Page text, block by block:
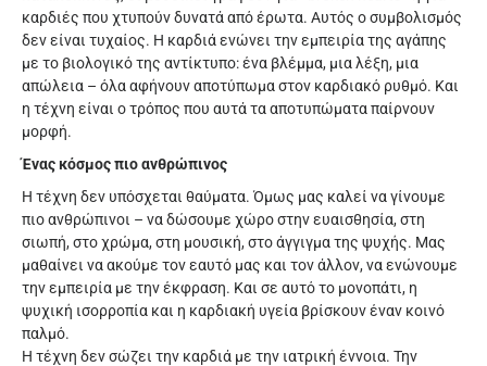
καρδιές που χτυπούν δυνατά από έρωτα. Αυτός ο συμβολισμός
δεν είναι τυχαίος. Η καρδιά ενώνει την εμπειρία της αγάπης
με το βιολογικό της αντίκτυπο: ένα βλέμμα, μια λέξη, μια
απώλεια – όλα αφήνουν αποτύπωμα στον καρδιακό ρυθμό. Και
η τέχνη είναι ο τρόπος που αυτά τα αποτυπώματα παίρνουν
μορφή.
Ένας κόσμος πιο ανθρώπινος
Η τέχνη δεν υπόσχεται θαύματα. Όμως μας καλεί να γίνουμε
πιο ανθρώπινοι – να δώσουμε χώρο στην ευαισθησία, στη
σιωπή, στο χρώμα, στη μουσική, στο άγγιγμα της ψυχής. Μας
μαθαίνει να ακούμε τον εαυτό μας και τον άλλον, να ενώνουμε
την εμπειρία με την έκφραση. Και σε αυτό το μονοπάτι, η
ψυχική ισορροπία και η καρδιακή υγεία βρίσκουν έναν κοινό
παλμό.
Η τέχνη δεν σώζει την καρδιά με την ιατρική έννοια. Την